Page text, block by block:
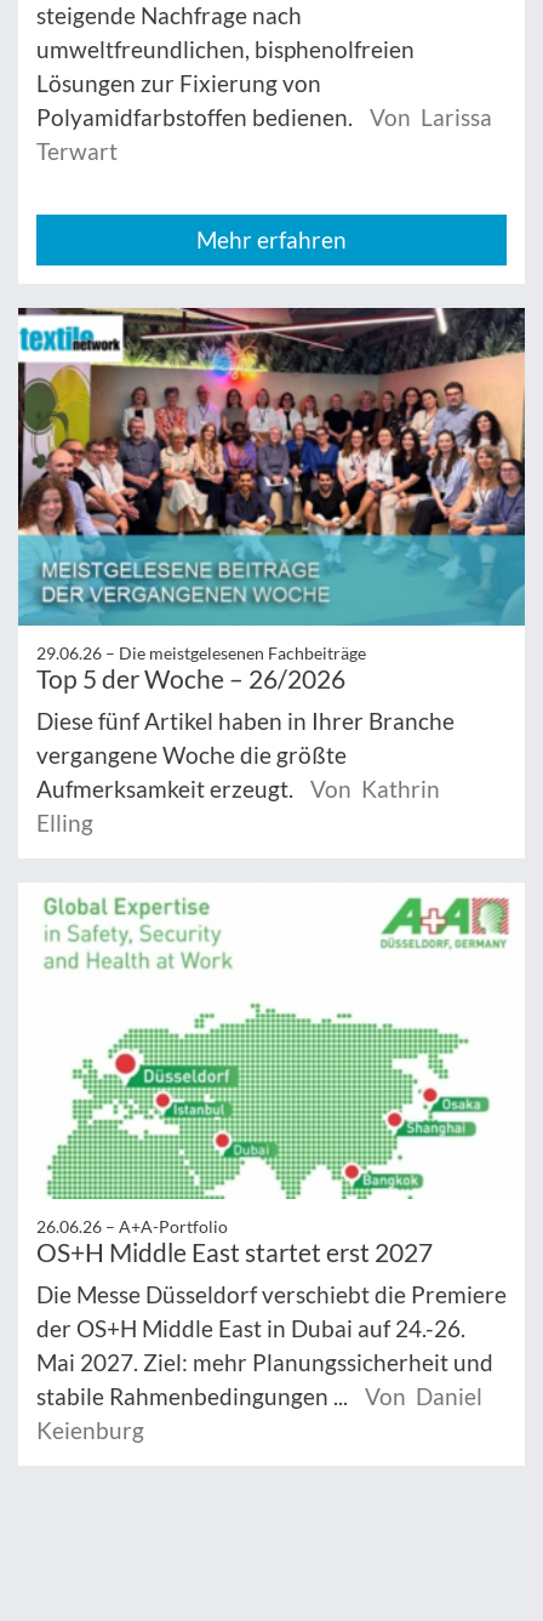
steigende Nachfrage nach
umweltfreundlichen, bisphenolfreien
Lösungen zur Fixierung von
Polyamidfarbstoffen bedienen.
Von Larissa
Terwart
Mehr erfahren
29.06.26 – Die meistgelesenen Fachbeiträge
Top 5 der Woche – 26/2026
Diese fünf Artikel haben in Ihrer Branche
vergangene Woche die größte
Aufmerksamkeit erzeugt.
Von Kathrin
Elling
26.06.26 – A+A-Portfolio
OS+H Middle East startet erst 2027
Die Messe Düsseldorf verschiebt die Premiere
der OS+H Middle East in Dubai auf 24.-26.
Mai 2027. Ziel: mehr Planungssicherheit und
stabile Rahmenbedingungen ...
Von Daniel
Keienburg